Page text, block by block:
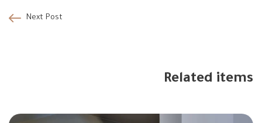
Next Post
Related items